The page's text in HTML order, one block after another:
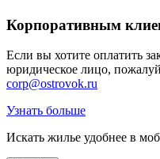
Корпоративным
Если вы хотите оплатить
юридическое лицо,
corp@ostrovok.ru
Узнать больше
Искать жилье удобнее в